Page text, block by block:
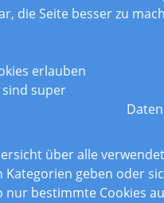
die Seite besser zu
erlauben
super
über alle
Kategorien geben oder
nur bestimmte Cookies